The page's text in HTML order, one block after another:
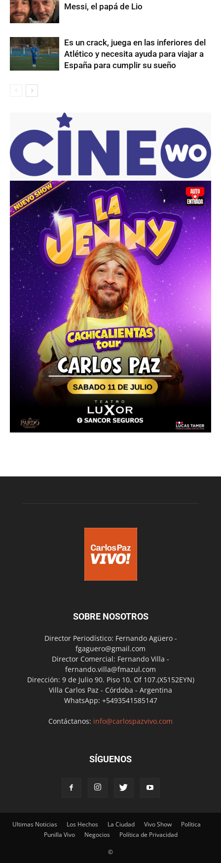
Messi, el papá de Lio
Es un crack, juega en las inferiores del
Atlético y necesita ayuda para viajar a
España para cumplir su sueño
SOBRE NOSOTROS
Director Periodístico: Fernando Agüero -
fgaguero@gmail.com
Director Comercial: Fernando Villa -
fernando.villa@fmazul.com
Dirección: 9 de Julio 90. Piso 10. Of 107.(X5152EYN)
Villa Carlos Paz - Córdoba - Argentina
WhatsApp: +5493541585147
Contáctanos: info@carlospazvivo.com
SÍGUENOS
Ultimas Noticias Los Hechos La Ciudad Vivo Show
Política
Punilla Vivo
Negocios Política de Privacidad
©